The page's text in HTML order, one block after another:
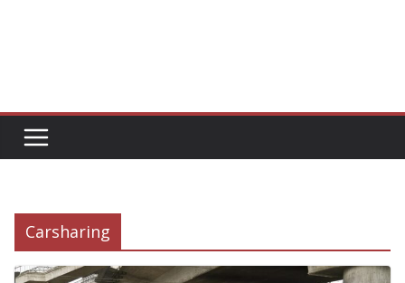
Carsharing